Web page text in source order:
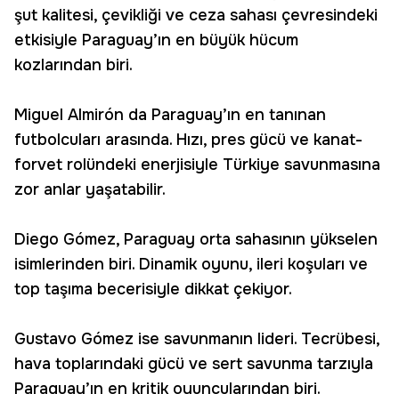
şut kalitesi, çevikliği ve ceza sahası çevresindeki
etkisiyle Paraguay’ın en büyük hücum
kozlarından biri.
Miguel Almirón da Paraguay’ın en tanınan
futbolcuları arasında. Hızı, pres gücü ve kanat-
forvet rolündeki enerjisiyle Türkiye savunmasına
zor anlar yaşatabilir.
Diego Gómez, Paraguay orta sahasının yükselen
isimlerinden biri. Dinamik oyunu, ileri koşuları ve
top taşıma becerisiyle dikkat çekiyor.
Gustavo Gómez ise savunmanın lideri. Tecrübesi,
hava toplarındaki gücü ve sert savunma tarzıyla
Paraguay’ın en kritik oyuncularından biri.